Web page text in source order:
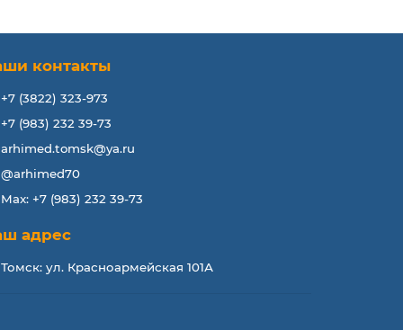
контакты
+7 (3822) 323-973
+7 (983) 232 39-73
arhimed.tomsk@ya.ru
@arhimed70
Max: +7 (983) 232 39-73
адрес
Томск: ул. Красноармейская 101А